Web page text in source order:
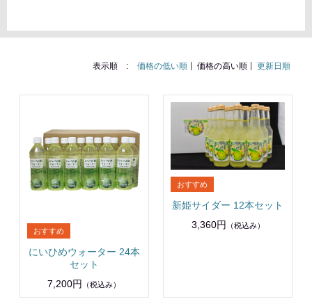
表示順 : 価格の低い順 価格の高い順 更新日順
にいひめウォーター 24本
セット
7,200円
（税込み）
新姫サイダー 12本セット
3,360円
（税込み）